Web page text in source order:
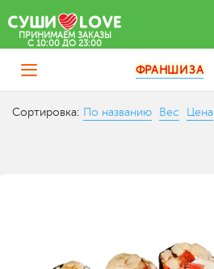
ПРИНИМАЕМ ЗАКАЗЫ
C 10:00 ДО 23:00
ФРАНШИЗА
Сортировка: По названию Вес Цена